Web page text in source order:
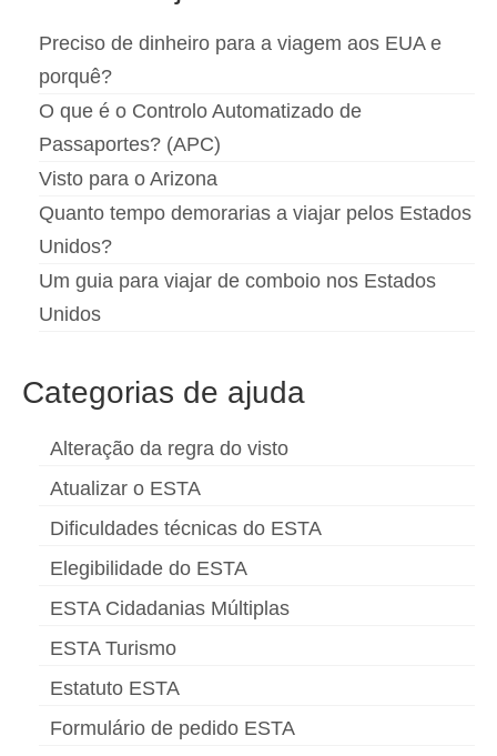
Preciso de dinheiro para a viagem aos EUA e
porquê?
O que é o Controlo Automatizado de
Passaportes? (APC)
Visto para o Arizona
Quanto tempo demorarias a viajar pelos Estados
Unidos?
Um guia para viajar de comboio nos Estados
Unidos
Categorias de ajuda
Alteração da regra do visto
Atualizar o ESTA
Dificuldades técnicas do ESTA
Elegibilidade do ESTA
ESTA Cidadanias Múltiplas
ESTA Turismo
Estatuto ESTA
Formulário de pedido ESTA